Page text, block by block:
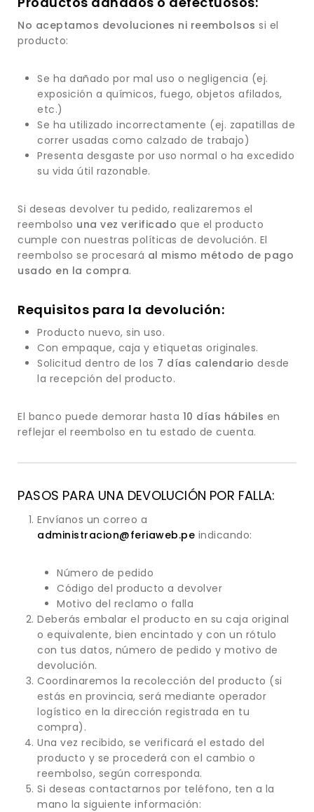
No aceptamos devoluciones ni reembolsos si el
producto:
Se ha dañado por mal uso o negligencia (ej.
exposición a químicos, fuego, objetos afilados,
etc.)
Se ha utilizado incorrectamente (ej. zapatillas de
correr usadas como calzado de trabajo)
Presenta desgaste por uso normal o ha excedido
su vida útil razonable.
Si deseas devolver tu pedido, realizaremos el
reembolso una vez verificado que el producto
cumple con nuestras políticas de devolución. El
reembolso se procesará al mismo método de pago
usado en la compra.
Requisitos para la devolución:
Producto nuevo, sin uso.
Con empaque, caja y etiquetas originales.
Solicitud dentro de los 7 días calendario desde
la recepción del producto.
El banco puede demorar hasta 10 días hábiles en
reflejar el reembolso en tu estado de cuenta.
PASOS PARA UNA DEVOLUCIÓN POR FALLA:
Envíanos un correo a
administracion@feriaweb.pe indicando:
Número de pedido
Código del producto a devolver
Motivo del reclamo o falla
Deberás embalar el producto en su caja original
o equivalente, bien encintado y con un rótulo
con tus datos, número de pedido y motivo de
devolución.
Coordinaremos la recolección del producto (si
estás en provincia, será mediante operador
logístico en la dirección registrada en tu
compra).
Una vez recibido, se verificará el estado del
producto y se procederá con el cambio o
reembolso, según corresponda.
Si deseas contactarnos por teléfono, ten a la
mano la siguiente información: